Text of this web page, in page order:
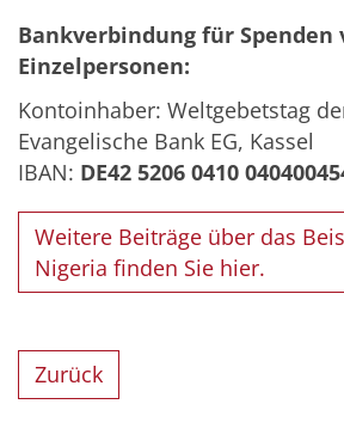
Bankverbindung für Spenden
Einzelpersonen:
Kontoinhaber: Weltgebetstag
Evangelische Bank EG, Kassel
IBAN: DE42 5206 0410
Weitere Beiträge über das
Nigeria finden Sie hier.
Zurück